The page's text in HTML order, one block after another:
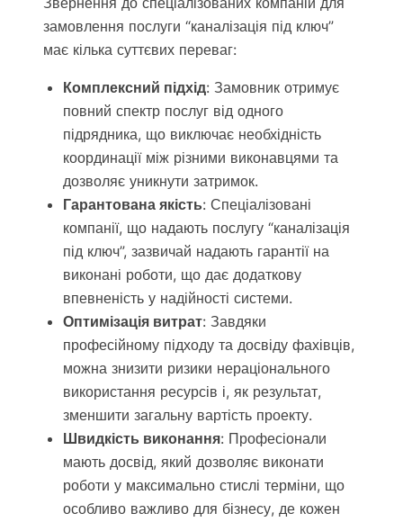
замовлення послуги “каналізація під ключ”
має кілька суттєвих переваг:
Комплексний підхід: Замовник отримує
повний спектр послуг від одного
підрядника, що виключає необхідність
координації між різними виконавцями та
дозволяє уникнути затримок.
Гарантована якість: Спеціалізовані
компанії, що надають послугу “каналізація
під ключ”, зазвичай надають гарантії на
виконані роботи, що дає додаткову
впевненість у надійності системи.
Оптимізація витрат: Завдяки
професійному підходу та досвіду фахівців,
можна знизити ризики нераціонального
використання ресурсів і, як результат,
зменшити загальну вартість проекту.
Швидкість виконання: Професіонали
мають досвід, який дозволяє виконати
роботи у максимально стислі терміни, що
особливо важливо для бізнесу, де кожен